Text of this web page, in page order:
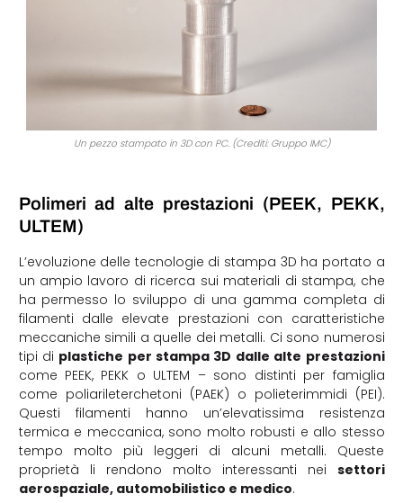
Un pezzo stampato in 3D con PC. (Crediti: Gruppo IMC)
Polimeri ad alte prestazioni (PEEK, PEKK,
ULTEM)
L’evoluzione delle tecnologie di stampa 3D ha portato a
un ampio lavoro di ricerca sui materiali di stampa, che
ha permesso lo sviluppo di una gamma completa di
filamenti dalle elevate prestazioni con caratteristiche
meccaniche simili a quelle dei metalli. Ci sono numerosi
tipi di plastiche per stampa 3D dalle alte prestazioni
come PEEK, PEKK o ULTEM – sono distinti per famiglia
come poliarileterchetoni (PAEK) o polieterimmidi (PEI).
Questi filamenti hanno un’elevatissima resistenza
termica e meccanica, sono molto robusti e allo stesso
tempo molto più leggeri di alcuni metalli. Queste
proprietà li rendono molto interessanti nei settori
aerospaziale, automobilistico e medico.